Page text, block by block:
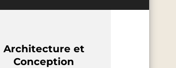
Architecture et
Conception